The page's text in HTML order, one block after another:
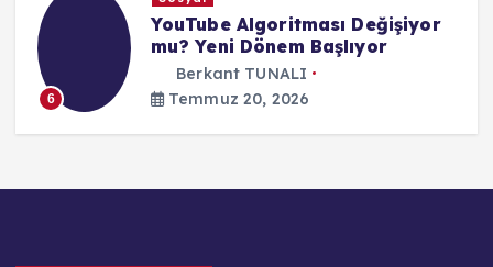
6
YouTube Algoritması Değişiyor
mu? Yeni Dönem Başlıyor
Berkant TUNALI
Temmuz 20, 2026